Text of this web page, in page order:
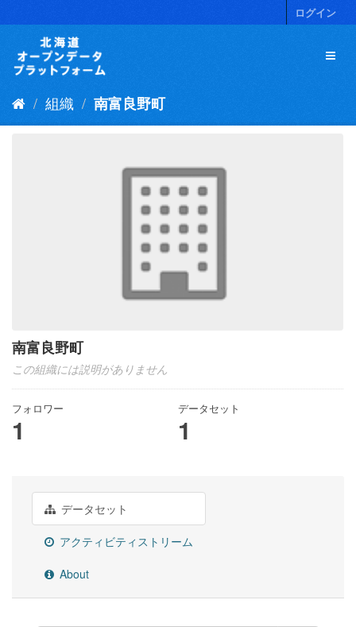
キ
ログイン
組織 南富良野町
南富良野町
この組織には説明がありません
フォロワー
1
データセット
1
データセット
アクティビティストリーム
About